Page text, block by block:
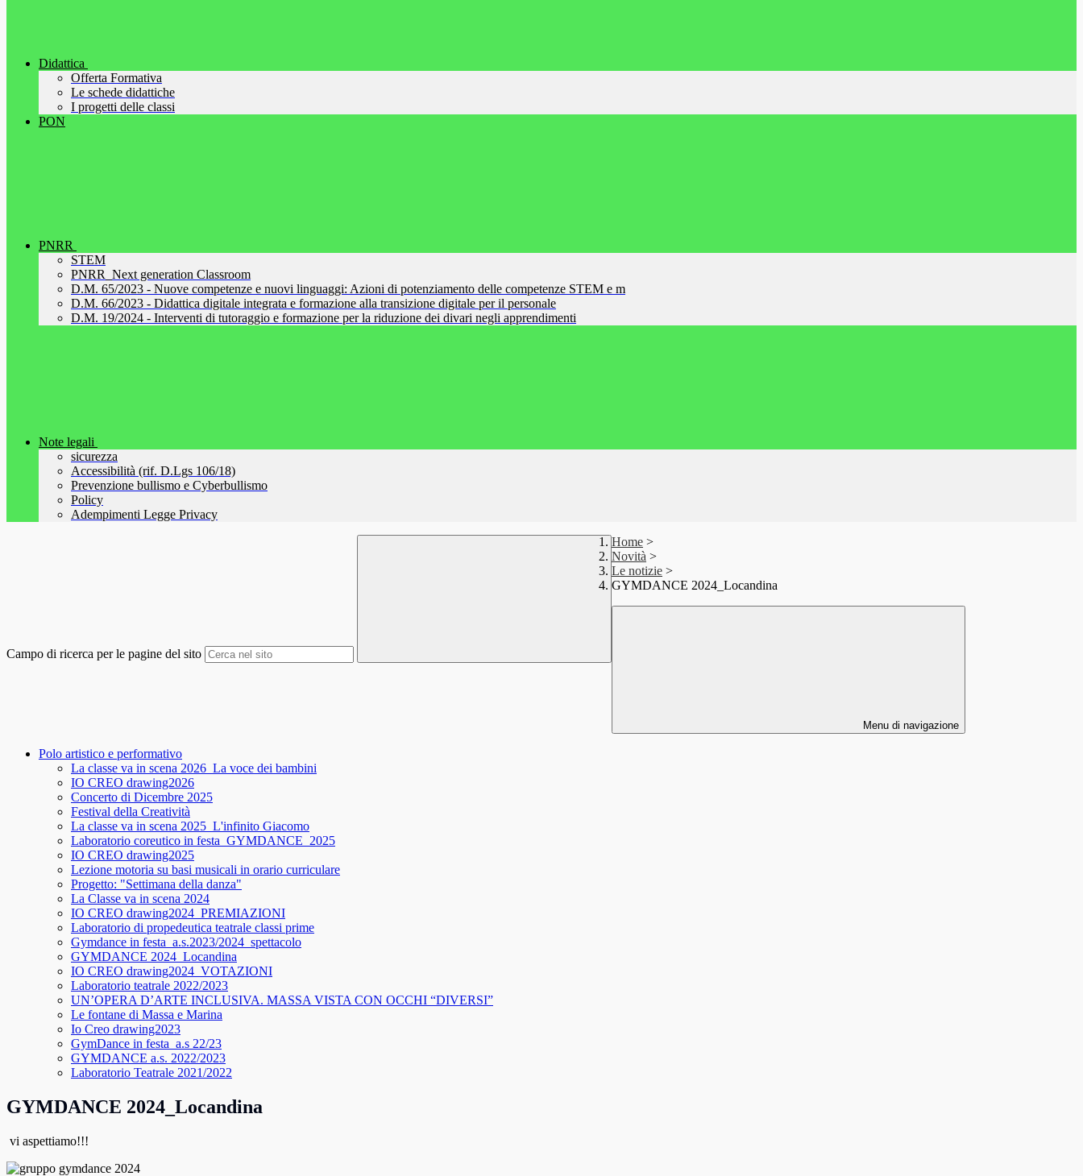
Didattica
Offerta Formativa
Le schede didattiche
I progetti delle classi
PON
PNRR
STEM
PNRR_Next generation Classroom
D.M. 65/2023 - Nuove competenze e nuovi linguaggi: Azioni di potenziamento delle competenze STEM e m
D.M. 66/2023 - Didattica digitale integrata e formazione alla transizione digitale per il personale
D.M. 19/2024 - Interventi di tutoraggio e formazione per la riduzione dei divari negli apprendimenti
Note legali
sicurezza
Accessibilità (rif. D.Lgs 106/18)
Prevenzione bullismo e Cyberbullismo
Policy
Adempimenti Legge Privacy
Campo di ricerca per le pagine del sito
Home >
Novità >
Le notizie >
GYMDANCE 2024_Locandina
Menu di navigazione
Polo artistico e performativo
La classe va in scena 2026_La voce dei bambini
IO CREO drawing2026
Concerto di Dicembre 2025
Festival della Creatività
La classe va in scena 2025_L'infinito Giacomo
Laboratorio coreutico in festa_GYMDANCE_2025
IO CREO drawing2025
Lezione motoria su basi musicali in orario curriculare
Progetto: "Settimana della danza"
La Classe va in scena 2024
IO CREO drawing2024_PREMIAZIONI
Laboratorio di propedeutica teatrale classi prime
Gymdance in festa_a.s.2023/2024_spettacolo
GYMDANCE 2024_Locandina
IO CREO drawing2024_VOTAZIONI
Laboratorio teatrale 2022/2023
UN’OPERA D’ARTE INCLUSIVA. MASSA VISTA CON OCCHI “DIVERSI”
Le fontane di Massa e Marina
Io Creo drawing2023
GymDance in festa_a.s 22/23
GYMDANCE a.s. 2022/2023
Laboratorio Teatrale 2021/2022
GYMDANCE 2024_Locandina
vi aspettiamo!!!